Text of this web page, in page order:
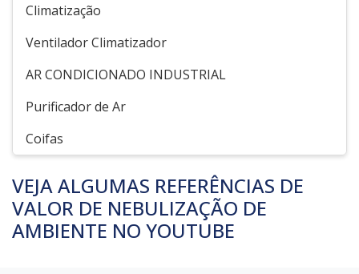
Climatização
Ventilador Climatizador
AR CONDICIONADO INDUSTRIAL
Purificador de Ar
Coifas
VEJA ALGUMAS REFERÊNCIAS DE
VALOR DE NEBULIZAÇÃO DE
AMBIENTE NO YOUTUBE